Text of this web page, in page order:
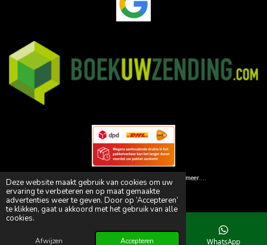
Deze website maakt gebruik van cookies om uw
ervaring te verbeteren en op maat gemaakte
advertenties weer te geven. Door op ‘Accepteren’
te klikken, gaat u akkoord met het gebruik van alle
cookies.
Afwijzen Accepteren
© 2026 Animal Paleis | Dé specialist in huisdiervoedsel! en meer....
Powered byJouwWeb
E-mailadres Telefoonnummer WhatsApp